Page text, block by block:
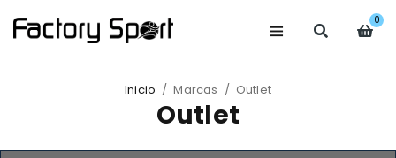
0
Inicio / Marcas / Outlet
Outlet